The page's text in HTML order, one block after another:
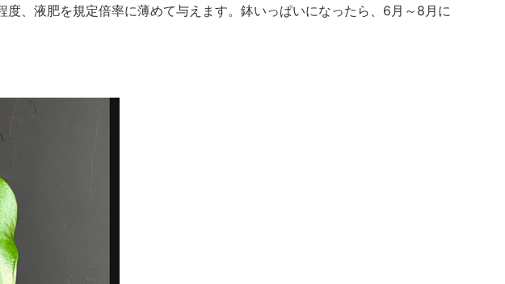
、液肥を規定倍率に薄めて与えます。鉢いっぱいになったら、6月～8月に